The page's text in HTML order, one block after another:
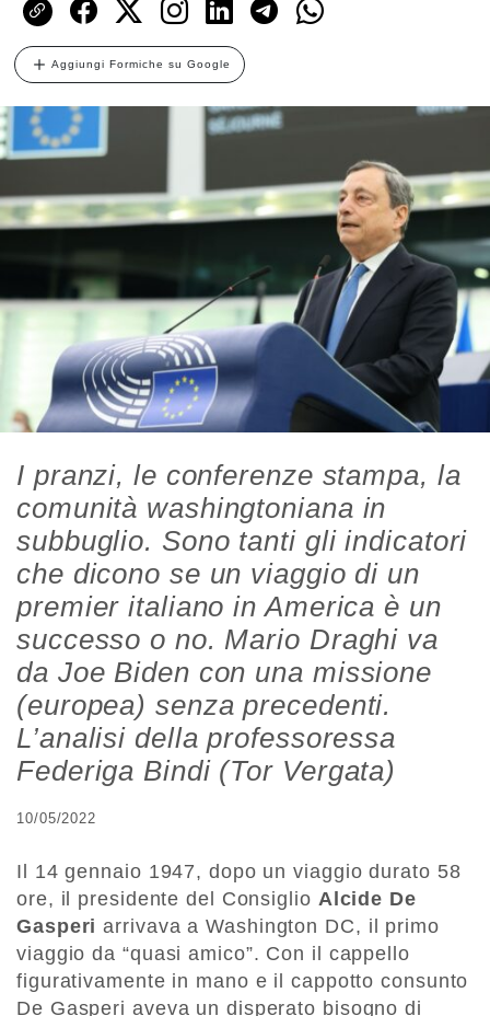
Aggiungi Formiche su Google
I pranzi, le conferenze stampa, la
comunità washingtoniana in
subbuglio. Sono tanti gli indicatori
che dicono se un viaggio di un
premier italiano in America è un
successo o no. Mario Draghi va
da Joe Biden con una missione
(europea) senza precedenti.
L’analisi della professoressa
Federiga Bindi (Tor Vergata)
10/05/2022
Il 14 gennaio 1947, dopo un viaggio durato 58
ore, il presidente del Consiglio Alcide De
Gasperi arrivava a Washington DC, il primo
viaggio da “quasi amico”. Con il cappello
figurativamente in mano e il cappotto consunto
De Gasperi aveva un disperato bisogno di